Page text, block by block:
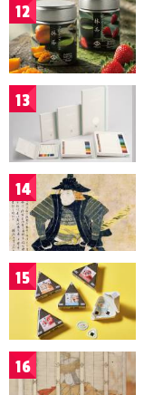
12
13
14
15
16